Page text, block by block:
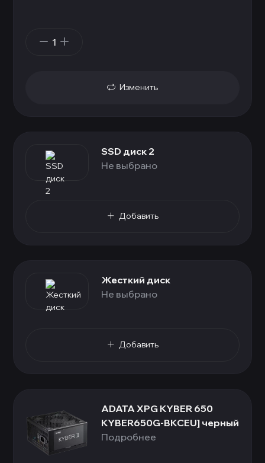
1
Изменить
SSD диск 2
Не выбрано
Добавить
Жесткий диск
Не выбрано
Добавить
ADATA XPG KYBER 650
KYBER650G-BKCEU] черный
Подробнее